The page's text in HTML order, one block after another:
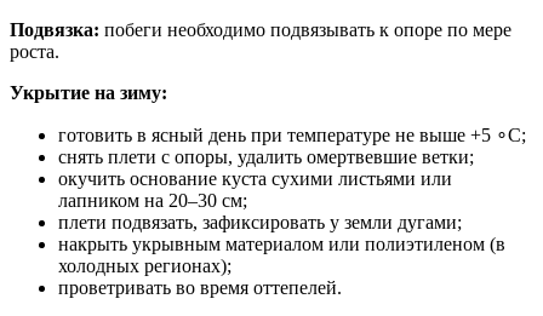
Подвязка: побеги необходимо подвязывать к опоре по мере
роста.
Укрытие на зиму:
готовить в ясный день при температуре не выше +5 ∘C;
снять плети с опоры, удалить омертвевшие ветки;
окучить основание куста сухими листьями или
лапником на 20–30 см;
плети подвязать, зафиксировать у земли дугами;
накрыть укрывным материалом или полиэтиленом (в
холодных регионах);
проветривать во время оттепелей.